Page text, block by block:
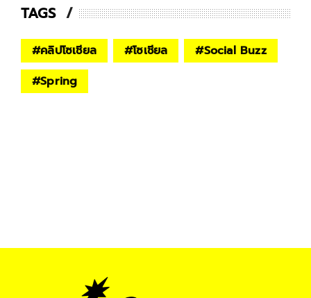
TAGS
#คลิปโซเชียล #โซเชียล #Social Buzz
#Spring